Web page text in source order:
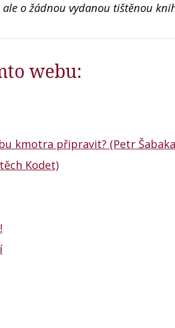
o žádnou vydanou tištěnou
webu:
kmotra připravit? (Petr
Kodet)